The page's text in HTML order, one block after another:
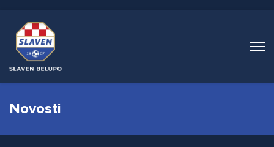
Novosti